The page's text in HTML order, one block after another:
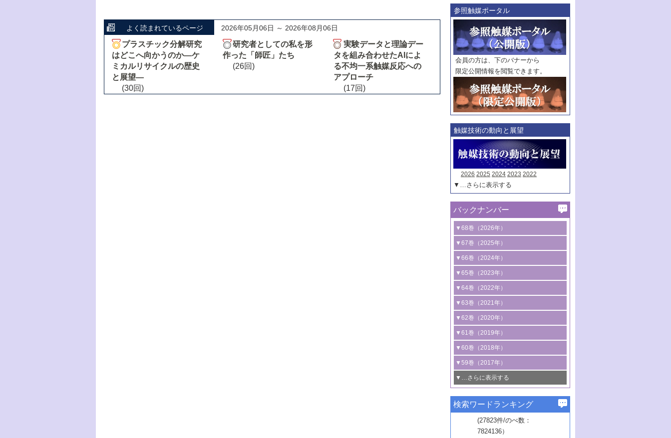
よく読まれているページ 2026年05月06日 ～ 2026年08月06日
プラスチック分解研究
はどこへ向かうのか―ケ
ミカルリサイクルの歴史
と展望―
(30回)
研究者としての私を形
作った「師匠」たち
(26回)
実験データと理論デー
タを組み合わせたAIによ
る不均一系触媒反応への
アプローチ
(17回)
巻・号指定
巻
号
範囲指定
巻
号～
巻
号
触媒年鑑
年度
記事種別
マーク：
マークあり
参照触媒ポータル
会員の方は、下のバナーから
限定公開情報を閲覧できます。
触媒技術の動向と展望
2026 2025 2024 2023 2022
▼…さらに表示する
バックナンバー
▼68巻（2026年）
1号 過酸化水素合成に関する研究動向
2号 コンピューター技術により加速する
触媒開発
3号 有機分子変換やCO 資源化のための
光触媒に関する最近の研究
B号 第137回触媒討論会（2026年）
▼67巻（2025年）
1号 CO
水素化によるグリーン燃料/グリ
ーンケミカル製造
2号 水素製造のための水分解技術に関す
る最近の研究
3号 オレフィン系樹脂の精密合成に関す
る最新技術
4号 アルコール類の効率的変換を実現す
る非貴金属触媒の研究動向
5号 ゼオライトの合成と応用における研
究動向
6号 ヘテロ接合界面
B号 第135回触媒討論会（2025年）
▼66巻（2024年）
1号 低次元ナノ構造を有する触媒材料
2号 規制反応場を活用した固体触媒研究
の新展開
3号 未踏分子変換を目指した酸化触媒プ
ロセスの最前線
4号 シンクロトロン放射光および中性子
線を利用した触媒解析技術の最先端
5号 単原子触媒
6号 参照触媒委員会からのお知らせ
B号 第133回触媒討論会（2023年）
▼65巻（2023年）
1号 炭素が関わる触媒機能
2号 プラスチックケミカルリサイクルの
ための触媒技術
3号 非酸化物系金属化合物を基盤とした
触媒材料の開発
4号 格子酸素・格子酸素欠陥を利用した
触媒反応
5号 生体触媒によるエネルギー変換反応
6号 窒素とリンの循環のための触媒・機
能性材料
▼64巻（2022年）
1号 合成ガス製造とCOを用いるケミカル
ズ合成の最新動向
2号 化学品合成のための合金触媒開発
3号 CO の排出削減および有効活用のた
めの触媒技術
4号 若手による情報発信企画～とびたて
若き触媒の研究者たち～（1）
若き触媒の研究者たち～（2）
6号 石油のノーブル・ユースを志向した
触媒技術
▼63巻（2021年）
1号 金触媒の新展開
2号 ペロブスカイト
3号 特殊反応場を利用した触媒的分子変
換反応
4号 多孔質材料を用いた触媒の新展開
5号 情報学的手法を用いた触媒開発
6号 カーボンニュートラルに向けた電解
技術
B号 第127回触媒討論会（2021年・オン
ライン開催(Zoom)のみ）
▼62巻（2020年）
1号 触媒設計を拓く欠陥構造のキャラク
タリゼーション
2号 機能化学品製造に資するクリーンな
触媒的酸化反応
3号 水処理のための触媒化学
4号 光触媒を用いた水分解の最新の研究
動向
5号 次世代の触媒プロセスを支えるマイ
▼61巻（2019年）
1号 物質移動制御に着目した触媒プロセ
ス開発
2号 CO2 フリー水素サプライチェーンに
関わる触媒開発動向
3号 精密高分子合成に関する最近の研究
動向
4号 バイオマス化成品製造のための触媒
▼60巻（2018年）
1号 固体酸触媒の最新の研究動向
2号 二酸化炭素からの有用化学品合成
3号 ナノ粒子・クラスター触媒の最前線
4号 60周年記念企画
5号 進化するゼオライト合成技術
6号 非貴金属系触媒における電気化学的
▼59巻（2017年）
1号 いたるところに，触媒
最先端技術
3号 無機分離膜材料の開発と触媒反応プ
ロセスへの適用
▼…さらに表示する
1号 ユニークな構造の高分子を生み出す触
2号 リグニンからの化成品製造に向けた触
▼57巻（2015年）
1号 水素キャリアにかかわる触媒技術の新
▼56巻（2014年）
検索ワードランキング
(27823件/のべ数：
7824136）